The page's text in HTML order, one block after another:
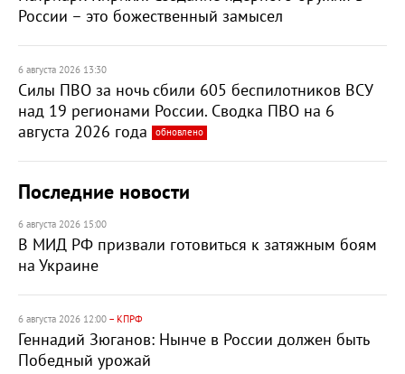
России – это божественный замысел
6 августа 2026 13:30
Силы ПВО за ночь сбили 605 беспилотников ВСУ
над 19 регионами России. Сводка ПВО на 6
августа 2026 года
обновлено
Последние новости
6 августа 2026 15:00
В МИД РФ призвали готовиться к затяжным боям
на Украине
6 августа 2026 12:00 – КПРФ
Геннадий Зюганов: Нынче в России должен быть
Победный урожай